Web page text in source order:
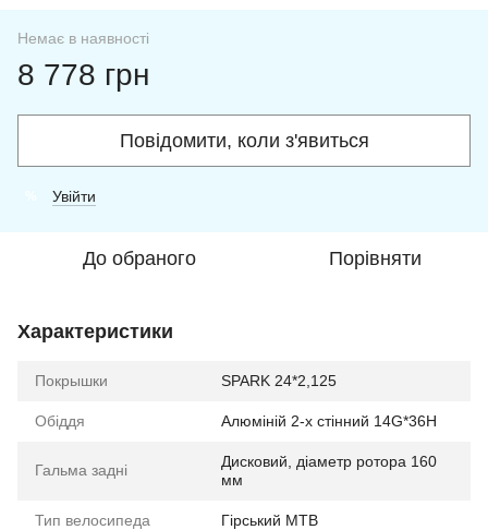
Немає в наявності
8 778 грн
Повідомити, коли з'явиться
Увійти
До обраного Порівняти
Характеристики
Покрышки SPARK 24*2,125
Обіддя Алюміній 2-х стінний 14G*36H
Гальма задні
Дисковий, діаметр ротора 160
мм
Тип велосипеда Гірський MTB